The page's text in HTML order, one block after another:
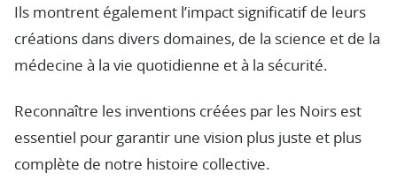
Ils montrent également l’impact significatif de leurs
créations dans divers domaines, de la science et de la
médecine à la vie quotidienne et à la sécurité.
Reconnaître les inventions créées par les Noirs est
essentiel pour garantir une vision plus juste et plus
complète de notre histoire collective.